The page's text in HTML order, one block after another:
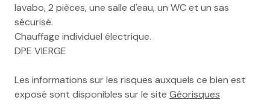
lavabo, 2 pièces, une salle d'eau, un WC et un sas
sécurisé.
Chauffage individuel électrique.
DPE VIERGE
Les informations sur les risques auxquels ce bien est
exposé sont disponibles sur le site Géorisques